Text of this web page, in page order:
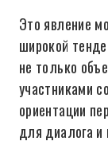
Это явление
широкой
не только
участниками
ориентации
для диалога и